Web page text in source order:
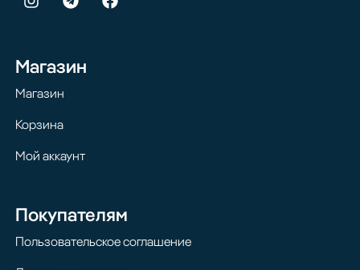
Магазин
Магазин
Корзина
Мой аккаунт
Покупателям
Пользовательское соглашение